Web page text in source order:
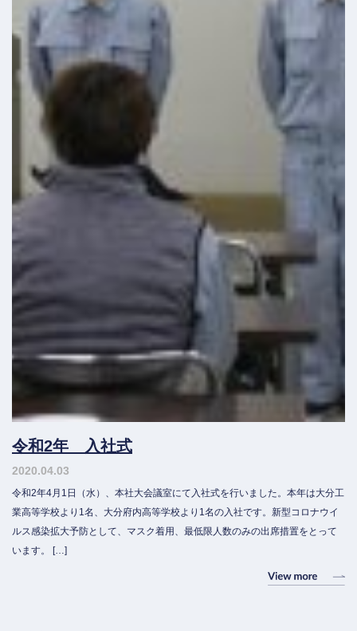
令和2年 入社式
2020.04.03
令和2年4月1日（水）、本社大会議室にて入社式を行いました。本年は大分工
業高等学校より1名、大分府内高等学校より1名の入社です。新型コロナウイ
ルス感染拡大予防として、マスク着用、最低限人数のみの出席措置をとって
います。 […]